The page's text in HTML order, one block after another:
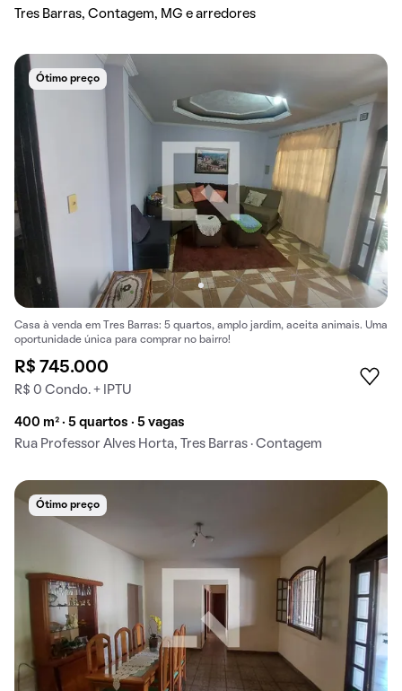
Tres Barras, Contagem, MG e arredores
Ótimo preço
Casa à venda em Tres Barras: 5 quartos, amplo jardim, aceita animais. Uma
oportunidade única para comprar no bairro!
R$ 745.000
R$ 0 Condo. + IPTU
400 m² · 5 quartos · 5 vagas
Rua Professor Alves Horta, Tres Barras · Contagem
Ótimo preço